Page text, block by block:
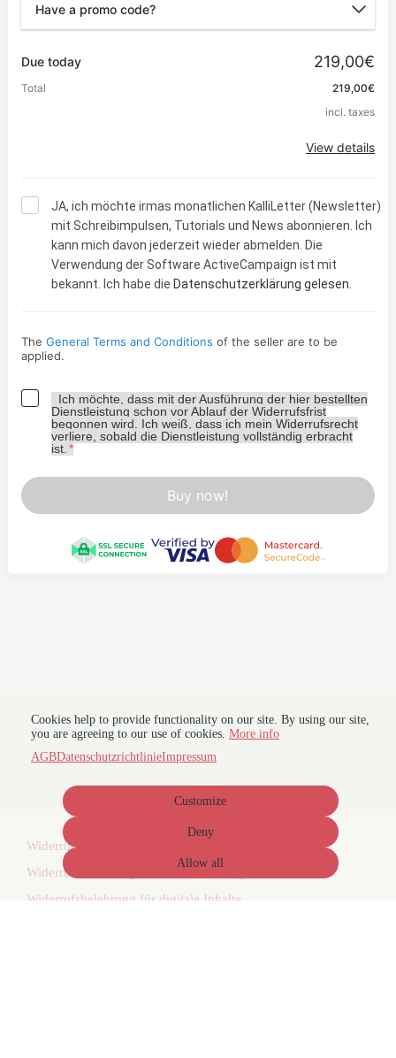
Have a promo code?
Due today 219,00€
Total
219,00€
incl. taxes
View details
JA, ich möchte irmas monatlichen KalliLetter (Newsletter)
mit Schreibimpulsen, Tutorials und News abonnieren. Ich
kann mich davon jederzeit wieder abmelden. Die
Verwendung der Software ActiveCampaign ist mit
bekannt.
Ich habe die Datenschutzerklärung gelesen.
The General Terms and Conditions of the seller are to be
applied.
Ich möchte, dass mit der Ausführung der hier bestellten
Dienstleistung schon vor Ablauf der Widerrufsfrist
begonnen wird. Ich weiß, dass ich mein Widerrufsrecht
verliere, sobald die Dienstleistung vollständig erbracht
ist. *
Buy now!
Widerrufsbelehrung für Präsenzveranstaltungen
Widerrufsbelehrung für Live-Onlineangebote
Widerrufsbelehrung für digitale Inhalte
Cookies help to provide functionality on our site. By using our site,
you are agreeing to our use of cookies. More info
AGBDatenschutzrichtlinieImpressum
Customize
Deny
Allow all